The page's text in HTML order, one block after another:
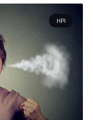
HPI